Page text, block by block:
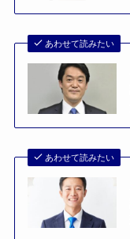
あわせて読みたい
あわせて読みたい